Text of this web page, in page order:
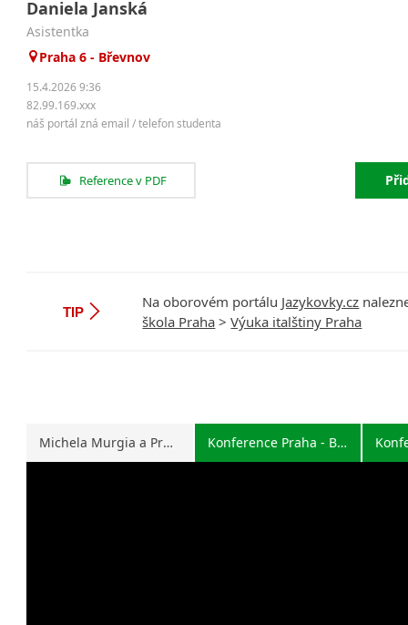
Daniela Janská
asistentka
Praha 6 - Břevnov
15.4.2026 9:36
82.99.169.xxx
náš portál zná email / telefon studenta
Reference v PDF
TIP
Na oborovém portálu Jazykovky.cz
škola Praha >Výuka italštiny Praha
Michela Murgia a Praga Konference Praha - Brno